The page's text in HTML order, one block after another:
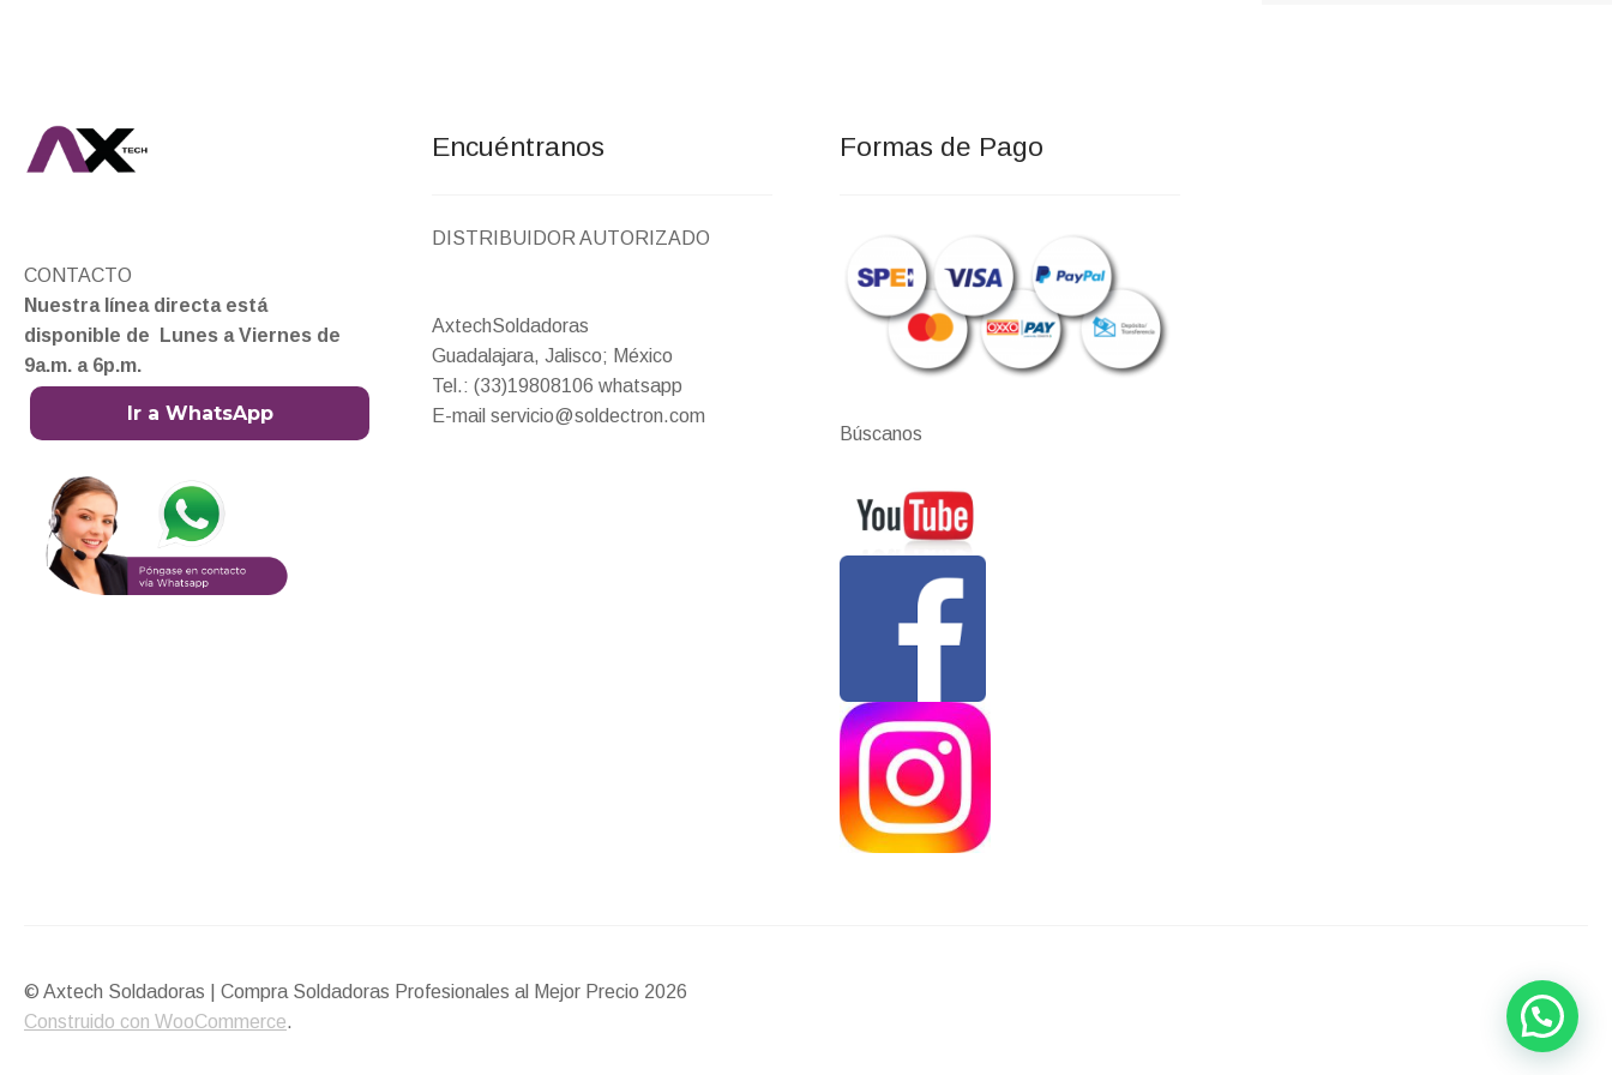
CONTACTO
Nuestra línea directa está
disponible de Lunes a Viernes de
9a.m. a 6p.m.
Ir a WhatsApp
Encuéntranos
DISTRIBUIDOR AUTORIZADO
AxtechSoldadoras
Guadalajara, Jalisco; México
Tel.: (33)19808106 whatsapp
E-mail servicio@soldectron.com
Formas de Pago
Búscanos
© Axtech Soldadoras | Compra Soldadoras Profesionales al Mejor Precio 2026
Construido con WooCommerce.